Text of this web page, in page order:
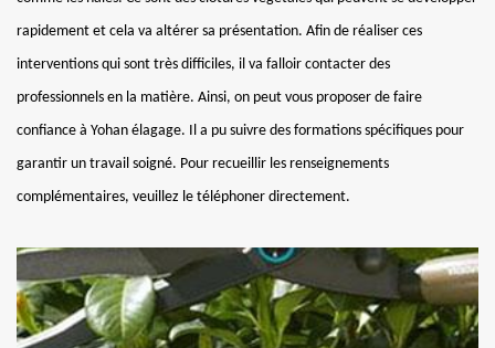
rapidement et cela va altérer sa présentation. Afin de réaliser ces
interventions qui sont très difficiles, il va falloir contacter des
professionnels en la matière. Ainsi, on peut vous proposer de faire
confiance à Yohan élagage. Il a pu suivre des formations spécifiques pour
garantir un travail soigné. Pour recueillir les renseignements
complémentaires, veuillez le téléphoner directement.